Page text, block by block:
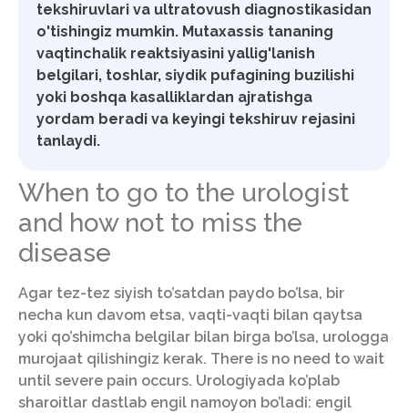
tekshiruvlari va ultratovush diagnostikasidan
o'tishingiz mumkin. Mutaxassis tananing
vaqtinchalik reaktsiyasini yallig'lanish
belgilari, toshlar, siydik pufagining buzilishi
yoki boshqa kasalliklardan ajratishga
yordam beradi va keyingi tekshiruv rejasini
tanlaydi.
When to go to the urologist
and how not to miss the
disease
Agar tez-tez siyish to’satdan paydo bo’lsa, bir
necha kun davom etsa, vaqti-vaqti bilan qaytsa
yoki qo’shimcha belgilar bilan birga bo’lsa, urologga
murojaat qilishingiz kerak. There is no need to wait
until severe pain occurs. Urologiyada ko’plab
sharoitlar dastlab engil namoyon bo’ladi: engil